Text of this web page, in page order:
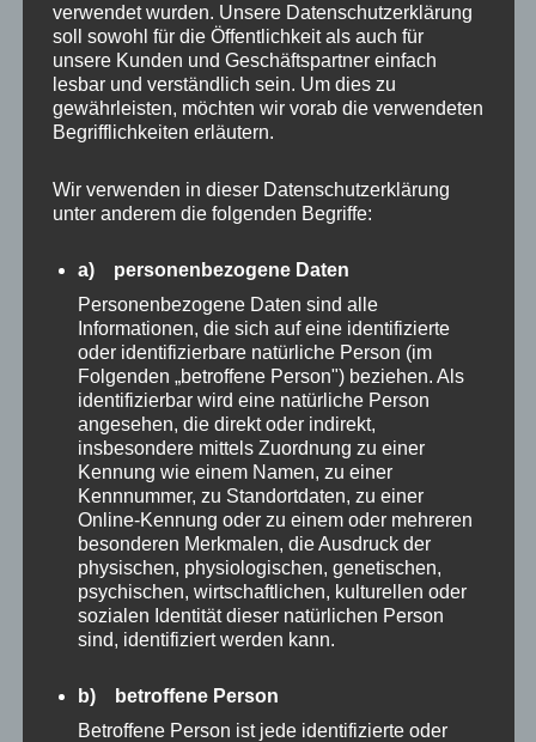
MEDIEN UND PRESSE
Fragen nicht optimal beantworten können? Sie
wollen Ihre Informationen vollständig in der
Presse veröffentlichen? …
MehrMEDIEN
UND
PRESSE
verwendet wurden. Unsere Datenschutzerklärung
soll sowohl für die Öffentlichkeit als auch für
unsere Kunden und Geschäftspartner einfach
lesbar und verständlich sein. Um dies zu
gewährleisten, möchten wir vorab die verwendeten
Begrifflichkeiten erläutern.
Wir verwenden in dieser Datenschutzerklärung
unter anderem die folgenden Begriffe:
a) personenbezogene Daten
Personenbezogene Daten sind alle
Informationen, die sich auf eine identifizierte
oder identifizierbare natürliche Person (im
Folgenden „betroffene Person") beziehen. Als
identifizierbar wird eine natürliche Person
angesehen, die direkt oder indirekt,
insbesondere mittels Zuordnung zu einer
Kennung wie einem Namen, zu einer
Kennnummer, zu Standortdaten, zu einer
Online-Kennung oder zu einem oder mehreren
besonderen Merkmalen, die Ausdruck der
physischen, physiologischen, genetischen,
psychischen, wirtschaftlichen, kulturellen oder
sozialen Identität dieser natürlichen Person
sind, identifiziert werden kann.
b) betroffene Person
Betroffene Person ist jede identifizierte oder